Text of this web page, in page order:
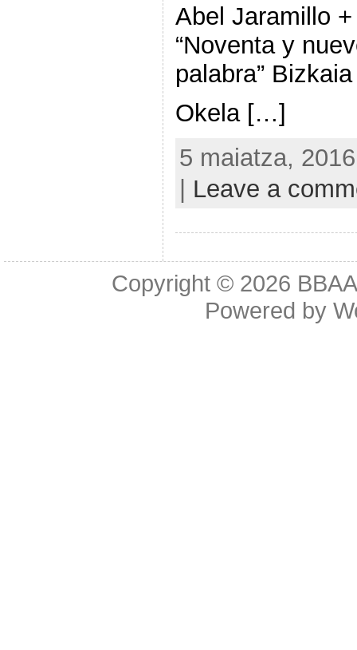
Abel Jaramillo
“Noventa y
palabra”
Okela […]
5 maiatza,
| Leave a
Copyright © 2026
Powered by